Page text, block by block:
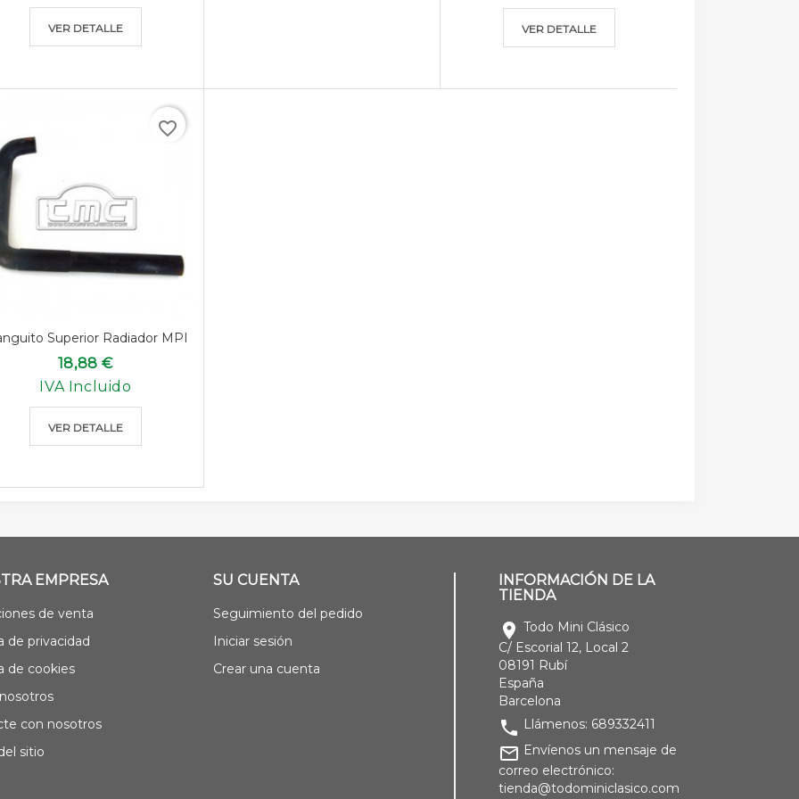
VER DETALLE VER DETALLE
Superior Radiador MPI
18,88 €
IVA Incluido
VER DETALLE
favorite_border
EMPRESA
de venta
de privacidad
de cookies
con nosotros
sitio
SU CUENTA
Seguimiento del pedido
Iniciar sesión
Crear una cuenta
INFORMACIÓN DE LA
TIENDA
location_on Todo Mini Clásico
C/ Escorial 12, Local 2
08191 Rubí
España
Barcelona
phone Llámenos: 689332411
mail_outline Envíenos un mensaje de
correo electrónico:
tienda@todominiclasico.com